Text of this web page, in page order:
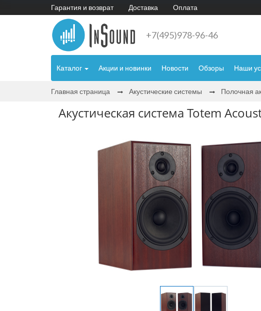
Гарантия и возврат Доставка Оплата
+7(495)978-96-46
Каталог Акции и новинки Новости Обзоры Наши
Главная страница Акустические системы Полочная
Акустическая система Totem